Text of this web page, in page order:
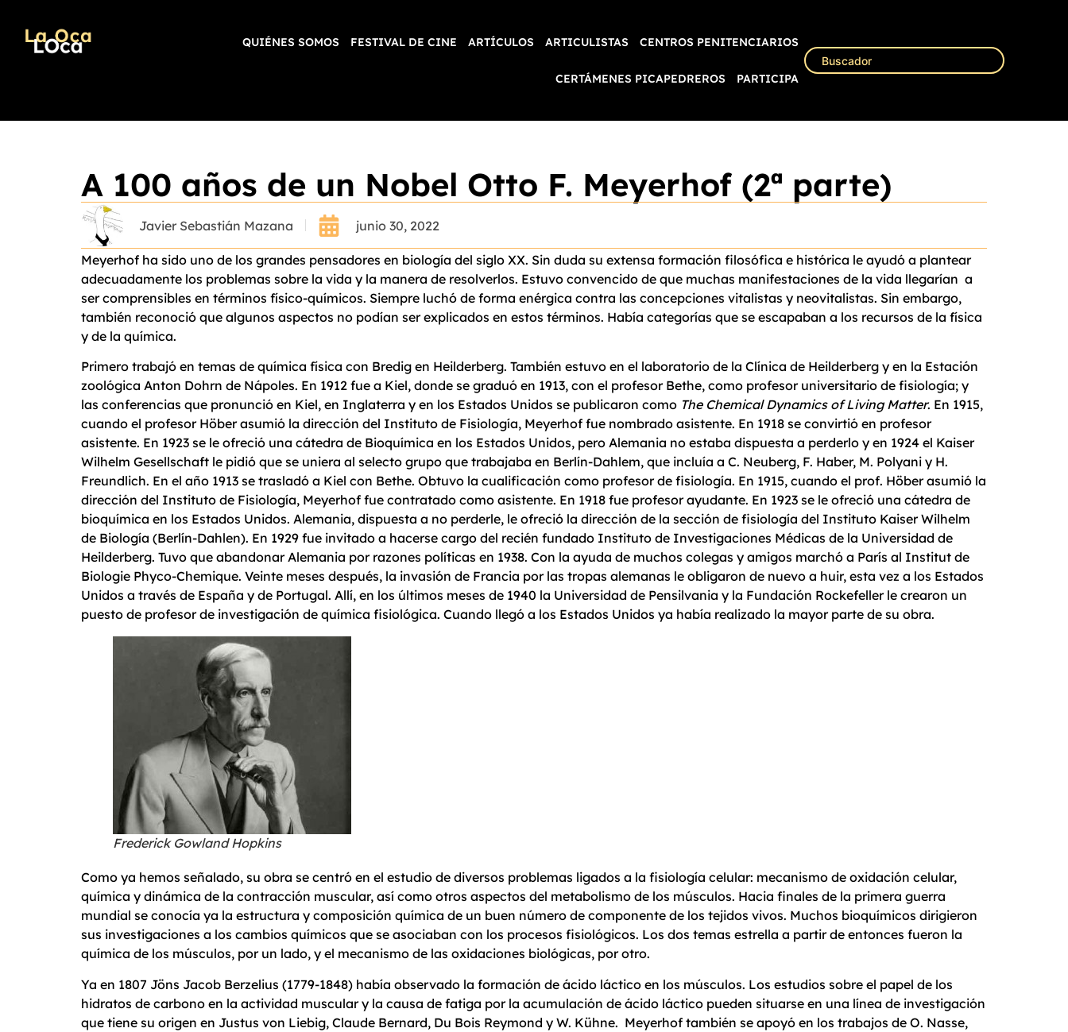
QUIÉNES SOMOS FESTIVAL DE CINE ARTÍCULOS ARTICULISTAS CENTROS PENITENCIARIOS
CERTÁMENES PICAPEDREROS PARTICIPA
A 100 años de un Nobel Otto F. Meyerhof (2ª parte)
Javier Sebastián Mazana junio 30, 2022
Meyerhof ha sido uno de los grandes pensadores en biología del siglo XX. Sin duda su extensa formación filosófica e histórica le ayudó a plantear
adecuadamente los problemas sobre la vida y la manera de resolverlos. Estuvo convencido de que muchas manifestaciones de la vida llegarían a
ser comprensibles en términos físico-químicos. Siempre luchó de forma enérgica contra las concepciones vitalistas y neovitalistas. Sin embargo,
también reconoció que algunos aspectos no podían ser explicados en estos términos. Había categorías que se escapaban a los recursos de la física
y de la química.
Primero trabajó en temas de química física con Bredig en Heilderberg. También estuvo en el laboratorio de la Clínica de Heilderberg y en la Estación
zoológica Anton Dohrn de Nápoles. En 1912 fue a Kiel, donde se graduó en 1913, con el profesor Bethe, como profesor universitario de fisiología; y
las conferencias que pronunció en Kiel, en Inglaterra y en los Estados Unidos se publicaron como The Chemical Dynamics of Living Matter. En 1915,
cuando el profesor Höber asumió la dirección del Instituto de Fisiología, Meyerhof fue nombrado asistente. En 1918 se convirtió en profesor
asistente. En 1923 se le ofreció una cátedra de Bioquímica en los Estados Unidos, pero Alemania no estaba dispuesta a perderlo y en 1924 el Kaiser
Wilhelm Gesellschaft le pidió que se uniera al selecto grupo que trabajaba en Berlín-Dahlem, que incluía a C. Neuberg, F. Haber, M. Polyani y H.
Freundlich. En el año 1913 se trasladó a Kiel con Bethe. Obtuvo la cualificación como profesor de fisiología. En 1915, cuando el prof. Höber asumió la
dirección del Instituto de Fisiología, Meyerhof fue contratado como asistente. En 1918 fue profesor ayudante. En 1923 se le ofreció una cátedra de
bioquímica en los Estados Unidos. Alemania, dispuesta a no perderle, le ofreció la dirección de la sección de fisiología del Instituto Kaiser Wilhelm
de Biología (Berlín-Dahlen). En 1929 fue invitado a hacerse cargo del recién fundado Instituto de Investigaciones Médicas de la Universidad de
Heilderberg. Tuvo que abandonar Alemania por razones políticas en 1938. Con la ayuda de muchos colegas y amigos marchó a París al Institut de
Biologie Phyco-Chemique. Veinte meses después, la invasión de Francia por las tropas alemanas le obligaron de nuevo a huir, esta vez a los Estados
Unidos a través de España y de Portugal. Allí, en los últimos meses de 1940 la Universidad de Pensilvania y la Fundación Rockefeller le crearon un
puesto de profesor de investigación de química fisiológica. Cuando llegó a los Estados Unidos ya había realizado la mayor parte de su obra.
Frederick Gowland Hopkins
Como ya hemos señalado, su obra se centró en el estudio de diversos problemas ligados a la fisiología celular: mecanismo de oxidación celular,
química y dinámica de la contracción muscular, así como otros aspectos del metabolismo de los músculos. Hacia finales de la primera guerra
mundial se conocía ya la estructura y composición química de un buen número de componente de los tejidos vivos. Muchos bioquímicos dirigieron
sus investigaciones a los cambios químicos que se asociaban con los procesos fisiológicos. Los dos temas estrella a partir de entonces fueron la
química de los músculos, por un lado, y el mecanismo de las oxidaciones biológicas, por otro.
Ya en 1807 Jöns Jacob Berzelius (1779-1848) había observado la formación de ácido láctico en los músculos. Los estudios sobre el papel de los
hidratos de carbono en la actividad muscular y la causa de fatiga por la acumulación de ácido láctico pueden situarse en una línea de investigación
que tiene su origen en Justus von Liebig, Claude Bernard, Du Bois Reymond y W. Kühne. Meyerhof también se apoyó en los trabajos de O. Nasse,